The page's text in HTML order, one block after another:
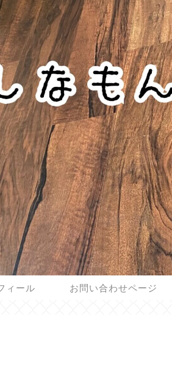
ィール お問い合わせページ